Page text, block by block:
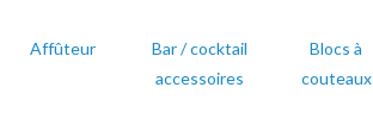
Affûteur
Bar / cocktail
accessoires
Blocs à
couteaux